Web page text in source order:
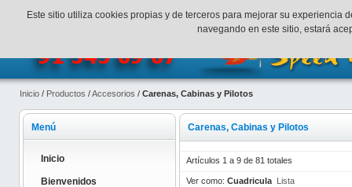
¡Bienvenidos a SpeedHobbys! Mi cuenta Finalizar
Inicio / Productos /Accesorios / Carenas, Cabinas y Pilotos
Carenas, Cabinas y Pilotos
Artículos 1 a 9 de 81 totales
Ver como: Cuadricula Lista
Menú
Inicio
Bienvenidos
Este sitio utiliza cookies propias y de terceros para mejorar su
navegando en este sitio, estará